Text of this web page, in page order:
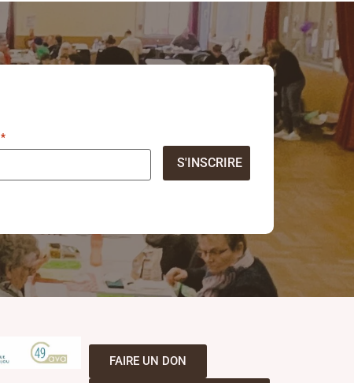
*
S'INSCRIRE
FAIRE UN DON